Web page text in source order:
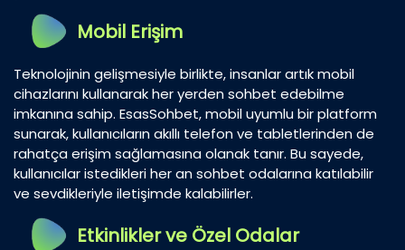
Mobil Erişim
Teknolojinin gelişmesiyle birlikte, insanlar artık mobil
cihazlarını kullanarak her yerden sohbet edebilme
imkanına sahip. EsasSohbet, mobil uyumlu bir platform
sunarak, kullanıcıların akıllı telefon ve tabletlerinden de
rahatça erişim sağlamasına olanak tanır. Bu sayede,
kullanıcılar istedikleri her an sohbet odalarına katılabilir
ve sevdikleriyle iletişimde kalabilirler.
Etkinlikler ve Özel Odalar